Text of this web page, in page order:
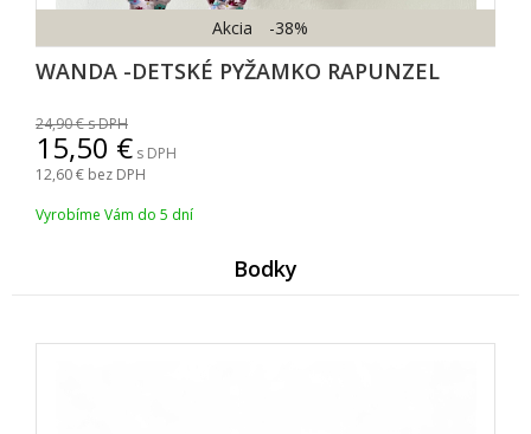
WANDA -DETSKÉ PYŽAMKO RAPUNZEL
Akcia -38%
24,90s DPH
15,50
s DPH
12,60 bez DPH
Vyrobíme Vám do 5 dní
Bodky